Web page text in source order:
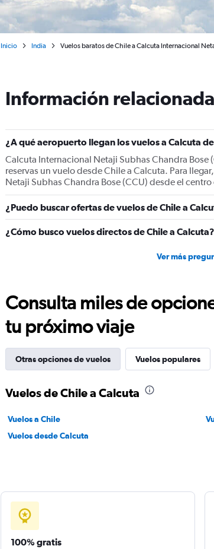
Inicio India Vuelos baratos de Chile a Calcuta Internacional
Información
¿A qué aeropuerto llegan los vuelos a Calcuta
Calcuta Internacional Netaji Subhas Chandra Bose
reservas un vuelo desde Chile a Calcuta. Para
Netaji Subhas Chandra Bose (CCU) desde el
¿Puedo buscar ofertas de vuelos de Chile a
¿Cómo busco vuelos directos de Chile a Calcuta?
Ver más
Consulta miles de
tu próximo viaje
Otras opciones de vuelos Vuelos populares
Vuelos de Chile a Calcuta
Vuelos a Chile
Vuelos desde Calcuta
100% gratis